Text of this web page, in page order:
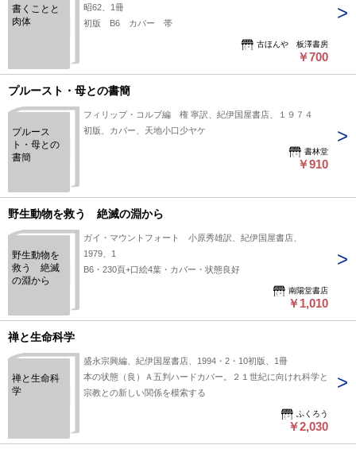
書くことと
肉体
昭62、1冊
初版 B6 カバー 帯
古ほんや 板澤書房
￥700
プルースト・母との書簡
プルース
ト・母との
書簡
フィリップ・コルブ編 権 寧訳、紀伊国屋書店、１９７４
初版、カバー、天地小口少ヤケ
書林堂
￥910
野生動物を救う 絶滅の淵から
野生動物を
救う 絶滅
の淵から
ガイ・マウントフォート 小原秀雄訳、紀伊国屋書店、
1979、1
B6・230頁+口絵4葉・カバー・状態良好
南陽堂書店
￥1,010
禅と生命科学
禅と生命科
学
盛永宗興編、紀伊国屋書店、1994・2・10初版、1冊
本の状態（良）Ａ五判ハードカバー。２１世紀に向けれ科学と
宗教との新しい関係を模索する
ふくろう
￥2,030